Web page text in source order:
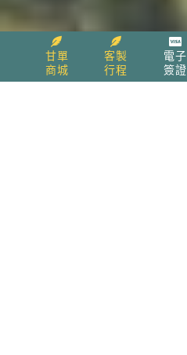
甘單
商城
客製
行程
電子
簽證